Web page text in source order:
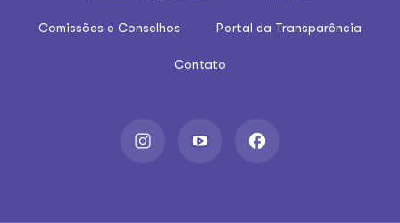
Comissões e Conselhos Portal da Transparência
Contato